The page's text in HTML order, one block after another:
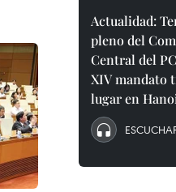
Actualidad:
pleno del
Central del
XIV mandato
lugar en